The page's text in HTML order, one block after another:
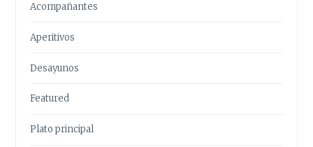
Acompañantes
Aperitivos
Desayunos
Featured
Plato principal